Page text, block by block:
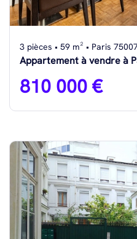
3 pièces • 59 m² • Paris
Appartement à vendre à
810 000 €